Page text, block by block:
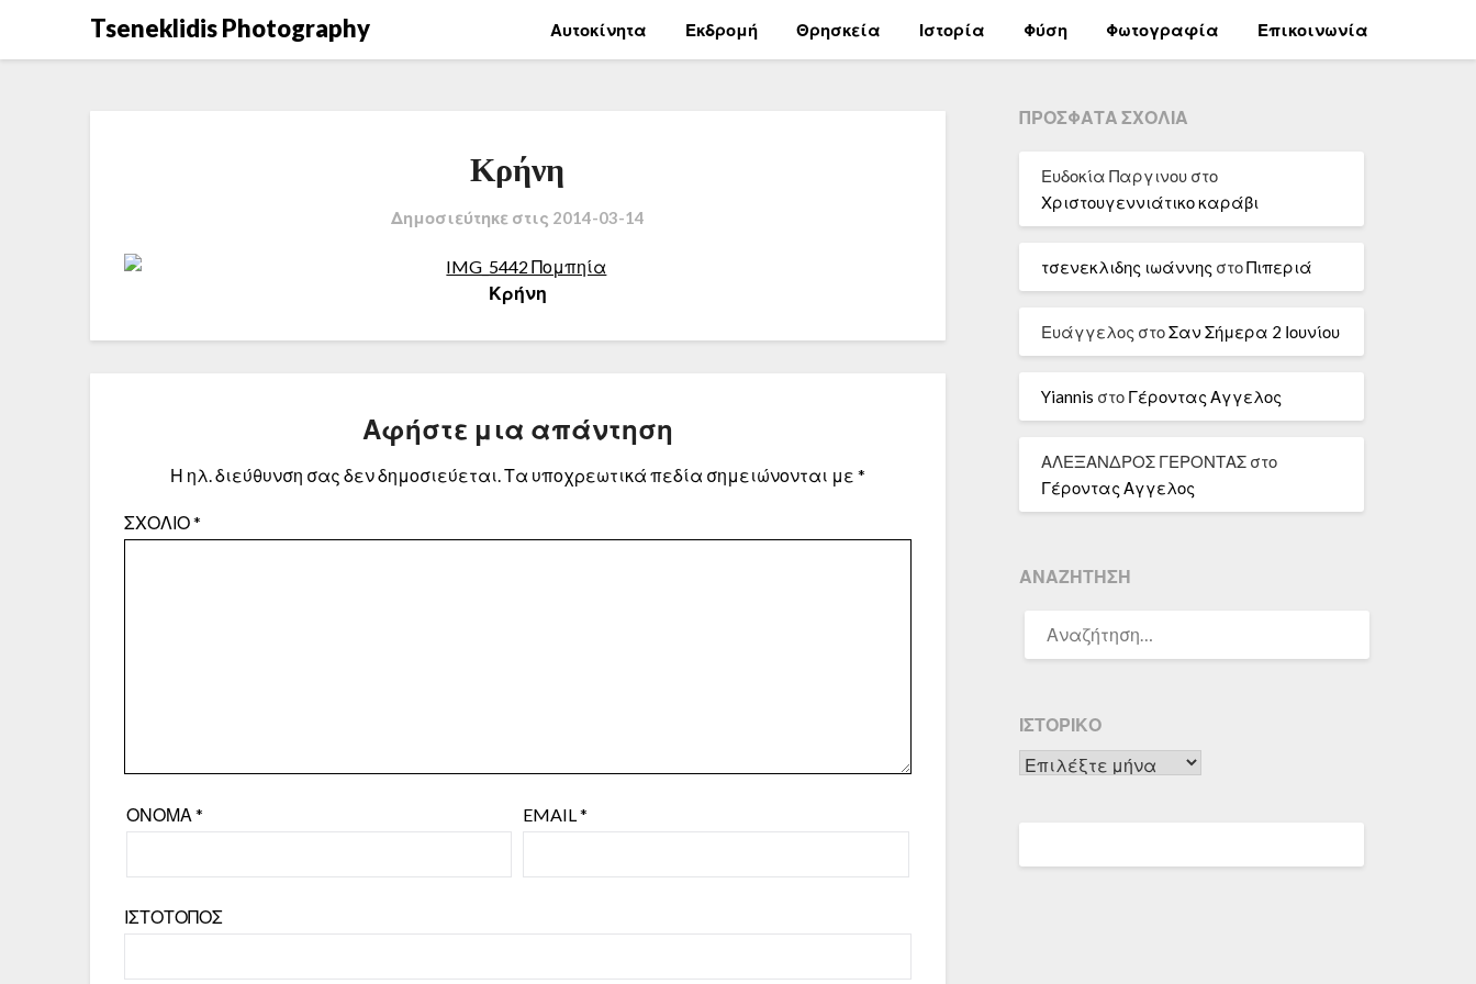
Tseneklidis Photography Αυτοκίνητα Εκδρομή Θρησκεία Ιστορία Φύση Φωτογραφία Επικοινωνία
Κρήνη
Δημοσιεύτηκε στις 2014-03-14
Κρήνη
Αφήστε μια απάντηση
Η ηλ. διεύθυνση σας δεν δημοσιεύεται.Τα υποχρεωτικά πεδία σημειώνονται με *
ΣΧΌΛΙΟ*
ΌΝΟΜΑ* EMAIL*
ΙΣΤΌΤΟΠΟΣ
ΠΡΌΣΦΑΤΑ ΣΧΌΛΙΑ
Ευδοκία Παργινουστο
Χριστουγεννιάτικο καράβι
τσενεκλιδης ιωάννης στοΠιπεριά
Ευάγγελος στοΣαν Σήμερα 2 Ιουνίου
Yiannis στο Γέροντας Αγγελος
ΑΛΕΞΑΝΔΡΟΣ ΓΕΡΟΝΤΑΣστο
Γέροντας Αγγελος
ΑΝΑΖΉΤΗΣΗ
ΓΙΑ:
ΙΣΤΟΡΙΚΌ
Ιστορικό